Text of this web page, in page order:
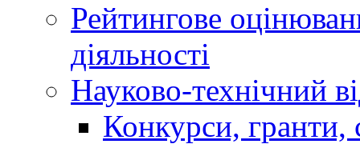
Рейтингове
діяльності
Науково-технічний
Конкурси, гранти,